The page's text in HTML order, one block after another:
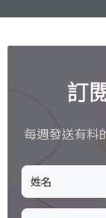
訂
每週發送有料